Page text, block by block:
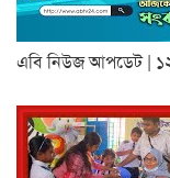
এবি নিউজ আপডেট |